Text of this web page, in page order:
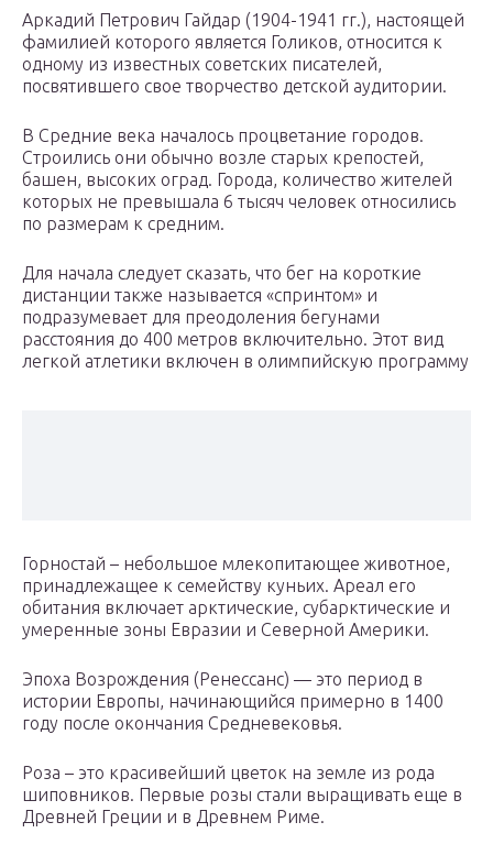
Аркадий Петрович Гайдар (1904-1941 гг.), настоящей
фамилией которого является Голиков, относится к
одному из известных советских писателей,
посвятившего свое творчество детской аудитории.
В Средние века началось процветание городов.
Строились они обычно возле старых крепостей,
башен, высоких оград. Города, количество жителей
которых не превышала 6 тысяч человек относились
по размерам к средним.
Для начала следует сказать, что бег на короткие
дистанции также называется «спринтом» и
подразумевает для преодоления бегунами
расстояния до 400 метров включительно. Этот вид
легкой атлетики включен в олимпийскую программу
Горностай – небольшое млекопитающее животное,
принадлежащее к семейству куньих. Ареал его
обитания включает арктические, субарктические и
умеренные зоны Евразии и Северной Америки.
Эпоха Возрождения (Ренессанс) — это период в
истории Европы, начинающийся примерно в 1400
году после окончания Средневековья.
Роза – это красивейший цветок на земле из рода
шиповников. Первые розы стали выращивать еще в
Древней Греции и в Древнем Риме.